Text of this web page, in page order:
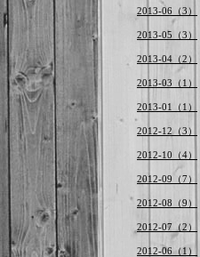
2013-06（3）
2013-05（3）
2013-04（2）
2013-03（1）
2013-01（1）
2012-12（3）
2012-10（4）
2012-09（7）
2012-08（9）
2012-07（2）
2012-06（1）